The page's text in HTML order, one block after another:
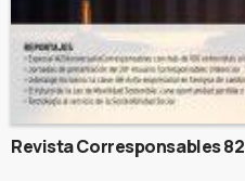
Revista Corresponsables 82